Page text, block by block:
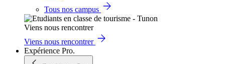
Tous nos campus
Viens nous rencontrer
Viens nous rencontrer
Expérience Pro.